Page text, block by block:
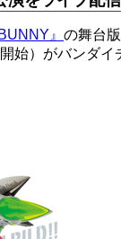
』 の舞台
始）がバンダイ